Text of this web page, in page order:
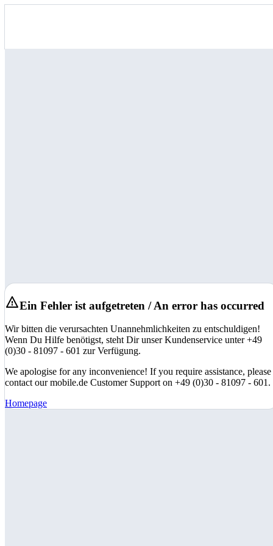
Ein Fehler ist aufgetreten / An error has occurred
Wir bitten die verursachten Unannehmlichkeiten zu entschuldigen!
Wenn Du Hilfe benötigst, steht Dir unser Kundenservice unter +49
(0)30 - 81097 - 601 zur Verfügung.
We apologise for any inconvenience! If you require assistance, please
contact our mobile.de Customer Support on +49 (0)30 - 81097 - 601.
Homepage